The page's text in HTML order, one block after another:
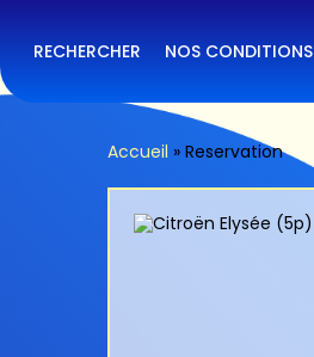
main
content
RECHERCHER NOS CONDITIONS
Accueil » Reservation